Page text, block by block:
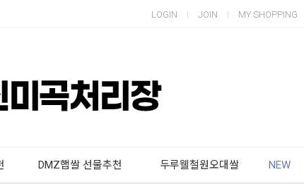
LOGIN JOIN MY SHOPPING
DMZ햅쌀 선물추천 두루웰철원오대쌀 NEW